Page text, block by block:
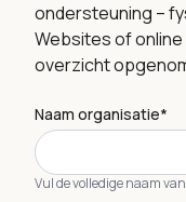
ondersteuning –
Websites of
overzicht
Naam organisatie*
Vul de volledige naam